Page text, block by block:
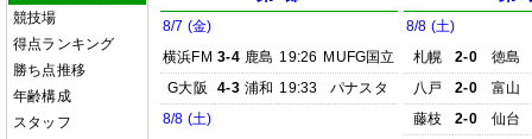
競技場
得点ランキング
勝ち点推移
年齢構成
スタッフ
8/7 (金)
横浜FM 3-4 鹿島 19:26 MUFG国立
G大阪
4-3 浦和 19:33
パナスタ
8/8 (土)
8/8 (土)
札幌
2-0
徳島
八戸
2-0
富山
藤枝
2-0
仙台